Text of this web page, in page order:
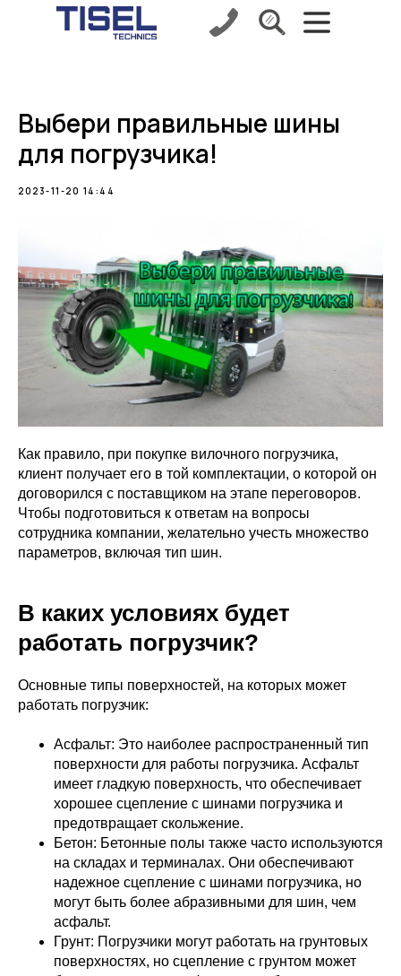
Выбери правильные шины
для погрузчика!
2023-11-20 14:44
Как правило, при покупке вилочного погрузчика,
клиент получает его в той комплектации, о которой он
договорился с поставщиком на этапе переговоров.
Чтобы подготовиться к ответам на вопросы
сотрудника компании, желательно учесть множество
параметров, включая тип шин.
В каких условиях будет
работать погрузчик?
Основные типы поверхностей, на которых может
работать погрузчик:
Асфальт: Это наиболее распространенный тип
поверхности для работы погрузчика. Асфальт
имеет гладкую поверхность, что обеспечивает
хорошее сцепление с шинами погрузчика и
предотвращает скольжение.
Бетон: Бетонные полы также часто используются
на складах и терминалах. Они обеспечивают
надежное сцепление с шинами погрузчика, но
могут быть более абразивными для шин, чем
асфальт.
Грунт: Погрузчики могут работать на грунтовых
поверхностях, но сцепление с грунтом может